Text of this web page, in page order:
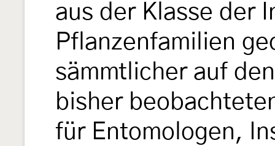
aus der Klasse der
Pflanzenfamilien
sämmtlicher auf
bisher
für Entomologen,